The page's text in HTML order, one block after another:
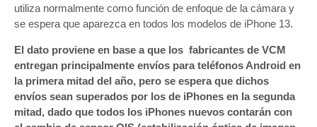
utiliza normalmente como función de enfoque de la cámara y
se espera que aparezca en todos los modelos de iPhone 13.
El dato proviene en base a que los fabricantes de VCM
entregan principalmente envíos para teléfonos Android en
la primera mitad del año, pero se espera que dichos
envíos sean superados por los de iPhones en la segunda
mitad, dado que todos los iPhones nuevos contarán con